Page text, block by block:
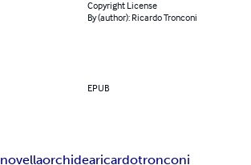
Copyright License
By (author): Ricardo Tronconi
EPUB
novellaorchidearicardotronconi